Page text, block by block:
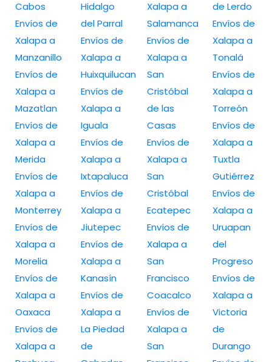
Cabos
Envíos de
Xalapa a
Manzanillo
Envíos de
Xalapa a
Mazatlan
Envíos de
Xalapa a
Merida
Envíos de
Xalapa a
Monterrey
Envíos de
Xalapa a
Morelia
Envíos de
Xalapa a
Oaxaca
Envíos de
Xalapa a
Hidalgo
del Parral
Envíos de
Xalapa a
Huixquilucan
Envíos de
Xalapa a
Iguala
Envíos de
Xalapa a
Ixtapaluca
Envíos de
Xalapa a
Jiutepec
Envíos de
Xalapa a
Kanasín
Envíos de
Xalapa a
La Piedad
de
Xalapa a
Salamanca
Envíos de
Xalapa a
San
Cristóbal
de las
Casas
Envíos de
Xalapa a
San
Cristóbal
Ecatepec
Envíos de
Xalapa a
San
Francisco
Coacalco
Envíos de
Xalapa a
San
de Lerdo
Envíos de
Xalapa a
Tonalá
Envíos de
Xalapa a
Torreón
Envíos de
Xalapa a
Tuxtla
Gutiérrez
Envíos de
Xalapa a
Uruapan
del
Progreso
Envíos de
Xalapa a
Victoria
de
Durango